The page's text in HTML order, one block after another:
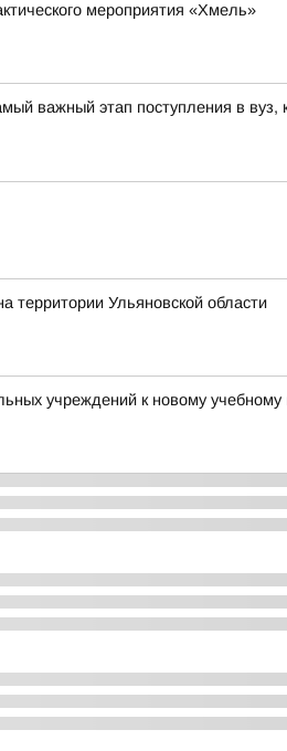
мероприятия «Хмель»
важный этап поступления в
территории Ульяновской области
учреждений к новому учебному